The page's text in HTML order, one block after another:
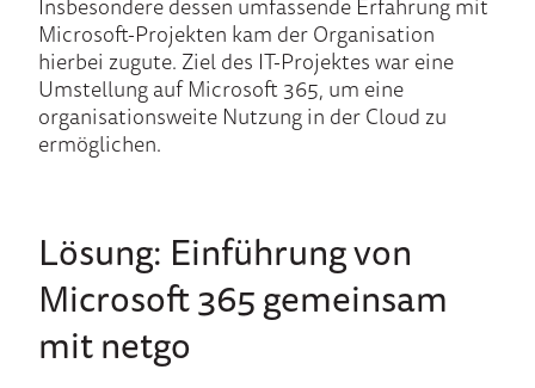
Microsoft-Projekten kam der Organisation
hierbei zugute. Ziel des IT-Projektes war eine
Umstellung auf Microsoft 365, um eine
organisationsweite Nutzung in der Cloud zu
ermöglichen.
Lösung: Einführung von
Microsoft 365 gemeinsam
mit netgo